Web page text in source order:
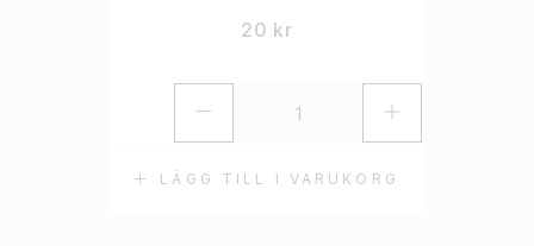
LÄGG TILL I VARUKORG
20 kr